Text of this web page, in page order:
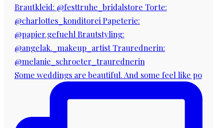
Some weddings are beautiful. And some feel like po